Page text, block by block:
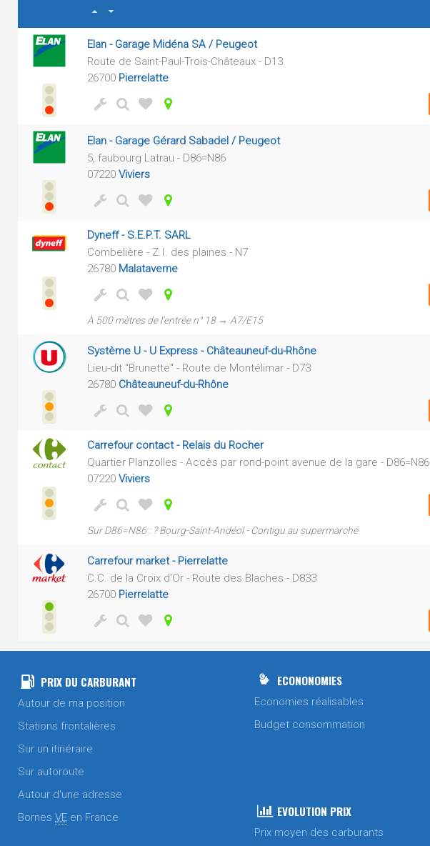
Elan - Garage Midéna SA / Peugeot
Route de Saint-Paul-Trois-Châteaux - D13
26700 Pierrelatte
Elan - Garage Gérard Sabadel / Peugeot
5, faubourg Latrau - D86=N86
07220 Viviers
Dyneff - S.E.P.T. SARL
Combelière - Z.I. des plaines - N7
26780 Malataverne
À 500 mètres de l'entrée n° 18 → A7/E15
Système U - U Express - Châteauneuf-du-Rhône
Lieu-dit "Brunette" - Route de Montélimar - D73
26780 Châteauneuf-du-Rhône
Carrefour contact - Relais du Rocher
Quartier Planzolles - Accès par rond-point avenue de la gare - D86=N86
07220 Viviers
Sur D86=N86 : ? Bourg-Saint-Andéol - Contigu au supermarché
Carrefour market - Pierrelatte
C.C. de la Croix d'Or - Route des Blaches - D833
26700 Pierrelatte
PRIX DU CARBURANT
Autour de ma position
Stations frontalières
Sur un itinéraire
Sur autoroute
Autour d'une adresse
Bornes VE en France
ECONONOMIES
Economies réalisables
Budget consommation
EVOLUTION PRIX
Prix moyen des carburants